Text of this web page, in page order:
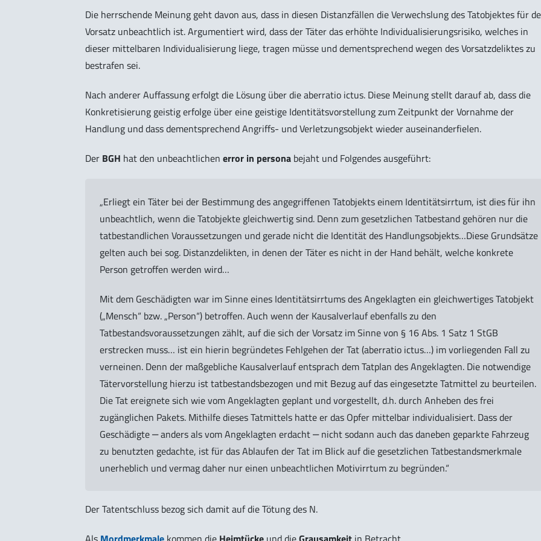
Die herrschende Meinung geht davon aus, dass in diesen Distanzfällen die Verwechslung des Tatobjektes für
Vorsatz unbeachtlich ist. Argumentiert wird, dass der Täter das erhöhte Individualisierungsrisiko, welches in
dieser mittelbaren Individualisierung liege, tragen müsse und dementsprechend wegen des Vorsatzdeliktes zu
bestrafen sei.
Nach anderer Auffassung erfolgt die Lösung über die aberratio ictus. Diese Meinung stellt darauf ab, dass die
Konkretisierung geistig erfolge über eine geistige Identitätsvorstellung zum Zeitpunkt der Vornahme der
Handlung und dass dementsprechend Angriffs- und Verletzungsobjekt wieder auseinanderfielen.
Der BGH hat den unbeachtlichen error in persona bejaht und Folgendes ausgeführt:
„Erliegt ein Täter bei der Bestimmung des angegriffenen Tatobjekts einem Identitätsirrtum, ist dies für ihn
unbeachtlich, wenn die Tatobjekte gleichwertig sind. Denn zum gesetzlichen Tatbestand gehören nur die
tatbestandlichen Voraussetzungen und gerade nicht die Identität des Handlungsobjekts…Diese Grundsätze
gelten auch bei sog. Distanzdelikten, in denen der Täter es nicht in der Hand behält, welche konkrete
Person getroffen werden wird…
Mit dem Geschädigten war im Sinne eines Identitätsirrtums des Angeklagten ein gleichwertiges Tatobjekt
(„Mensch“ bzw. „Person“) betroffen. Auch wenn der Kausalverlauf ebenfalls zu den
Tatbestandsvoraussetzungen zählt, auf die sich der Vorsatz im Sinne von § 16 Abs. 1 Satz 1 StGB
erstrecken muss… ist ein hierin begründetes Fehlgehen der Tat (aberratio ictus…) im vorliegenden Fall zu
verneinen. Denn der maßgebliche Kausalverlauf entsprach dem Tatplan des Angeklagten. Die notwendige
Tätervorstellung hierzu ist tatbestandsbezogen und mit Bezug auf das eingesetzte Tatmittel zu beurteilen.
Die Tat ereignete sich wie vom Angeklagten geplant und vorgestellt, d.h. durch Anheben des frei
zugänglichen Pakets. Mithilfe dieses Tatmittels hatte er das Opfer mittelbar individualisiert. Dass der
Geschädigte ‒ anders als vom Angeklagten erdacht ‒ nicht sodann auch das daneben geparkte Fahrzeug
zu benutzten gedachte, ist für das Ablaufen der Tat im Blick auf die gesetzlichen Tatbestandsmerkmale
unerheblich und vermag daher nur einen unbeachtlichen Motivirrtum zu begründen.“
Der Tatentschluss bezog sich damit auf die Tötung des N.